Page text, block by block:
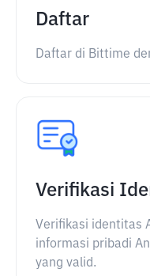
Daftar
Daftar di Bittime
Verifikasi
Verifikasi identitas
informasi pribadi
yang valid.